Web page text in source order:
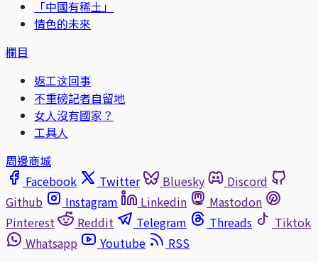
「中國有稀土」
情色的未來
欄目
返工这回事
不重磅記者自留地
女人沒有國家？
工具人
周邊商城
Facebook
Twitter Bluesky
Discord
Github
Instagram Linkedin
Mastodon
Pinterest
Reddit Telegram Threads
Tiktok
Whatsapp
Youtube
RSS